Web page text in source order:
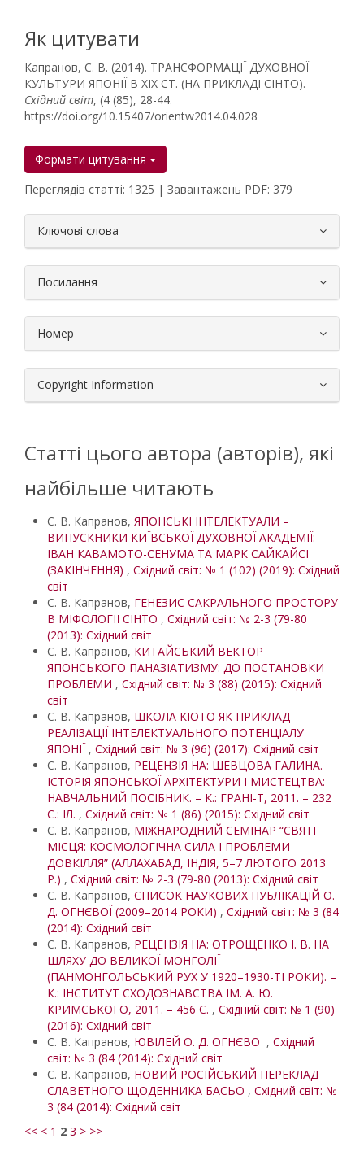
Як цитувати
Капранов, С. В. (2014). ТРАНСФОРМАЦІЇ ДУХОВНОЇ
КУЛЬТУРИ ЯПОНІЇ В ХІХ СТ. (НА ПРИКЛАДІ СІНТО).
Східний світ, (4 (85), 28-44.
https://doi.org/10.15407/orientw2014.04.028
Формати цитування
Переглядів статті: 1325 | Завантажень PDF: 379
Ключові слова
Посилання
Номер
Copyright Information
Статті цього автора (авторів), які
найбільше читають
С. В. Капранов, ЯПОНСЬКІ ІНТЕЛЕКТУАЛИ –
ВИПУСКНИКИ КИЇВСЬКОЇ ДУХОВНОЇ АКАДЕМІЇ:
ІВАН КАВАМОТО-СЕНУМА ТА МАРК САЙКАЙСІ
(ЗАКІНЧЕННЯ) , Східний світ: № 1 (102) (2019): Східний
світ
С. В. Капранов, ГЕНЕЗИС САКРАЛЬНОГО ПРОСТОРУ
В МІФОЛОГІЇ СІНТО , Східний світ: № 2-3 (79-80
(2013): Східний світ
С. В. Капранов, КИТАЙСЬКИЙ ВЕКТОР
ЯПОНСЬКОГО ПАНАЗІАТИЗМУ: ДО ПОСТАНОВКИ
ПРОБЛЕМИ , Східний світ: № 3 (88) (2015): Східний
світ
С. В. Капранов, ШКОЛА КІОТО ЯК ПРИКЛАД
РЕАЛІЗАЦІЇ ІНТЕЛЕКТУАЛЬНОГО ПОТЕНЦІАЛУ
ЯПОНІЇ , Східний світ: № 3 (96) (2017): Східний світ
С. В. Капранов, РЕЦЕНЗІЯ НА: ШЕВЦОВА ГАЛИНА.
ІСТОРІЯ ЯПОНСЬКОЇ АРХІТЕКТУРИ І МИСТЕЦТВА:
НАВЧАЛЬНИЙ ПОСІБНИК. – К.: ГРАНІ-Т, 2011. – 232
С.: ІЛ. , Східний світ: № 1 (86) (2015): Східний світ
С. В. Капранов, МІЖНАРОДНИЙ СЕМІНАР “СВЯТІ
МІСЦЯ: КОСМОЛОГІЧНА СИЛА І ПРОБЛЕМИ
ДОВКІЛЛЯ” (АЛЛАХАБАД, ІНДІЯ, 5–7 ЛЮТОГО 2013
Р.) , Східний світ: № 2-3 (79-80 (2013): Східний світ
С. В. Капранов, СПИСОК НАУКОВИХ ПУБЛІКАЦІЙ О.
Д. ОГНЄВОЇ (2009–2014 РОКИ) , Східний світ: № 3 (84
(2014): Східний світ
С. В. Капранов, РЕЦЕНЗІЯ НА: ОТРОЩЕНКО І. В. НА
ШЛЯХУ ДО ВЕЛИКОЇ МОНГОЛІЇ
(ПАНМОНГОЛЬСЬКИЙ РУХ У 1920–1930-ТІ РОКИ). –
К.: ІНСТИТУТ СХОДОЗНАВСТВА ІМ. А. Ю.
КРИМСЬКОГО, 2011. – 456 С. , Східний світ: № 1 (90)
(2016): Східний світ
С. В. Капранов, ЮВІЛЕЙ О. Д. ОГНЄВОЇ , Східний
світ: № 3 (84 (2014): Східний світ
С. В. Капранов, НОВИЙ РОСІЙСЬКИЙ ПЕРЕКЛАД
СЛАВЕТНОГО ЩОДЕННИКА БАСЬО , Східний світ: №
3 (84 (2014): Східний світ
<< < 1 2 3 > >>